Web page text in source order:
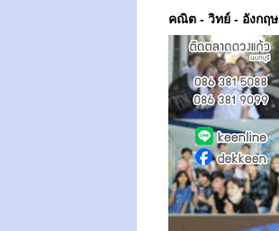
คณิต - วิทย์ - อังกฤษ